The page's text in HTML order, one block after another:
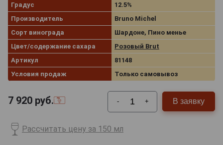
Градус
12.5%
Производитель
Bruno Michel
Сорт винограда
Шардоне, Пино менье
Цвет/содержание сахара
Розовый Brut
Артикул
81148
Условия продаж
Только самовывоз
7 920 руб. - + В заявку
Рассчитать цену за 150 мл